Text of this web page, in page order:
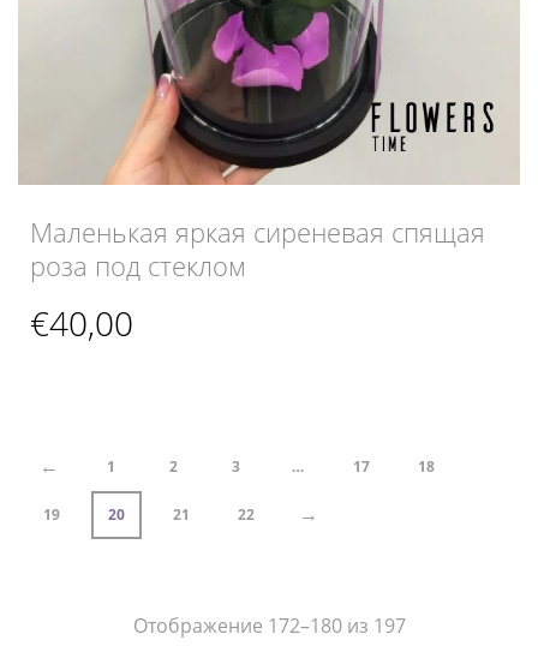
Маленькая яркая сиреневая спящая
роза под стеклом
€40,00
← 1 2 3 … 17 18
19 20 21 22 →
Отображение 172–180 из 197